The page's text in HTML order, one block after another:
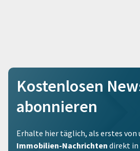
Kostenlosen
abonnieren
Erhalte hier täglich, als erstes von
Immobilien-Nachrichten direkt in